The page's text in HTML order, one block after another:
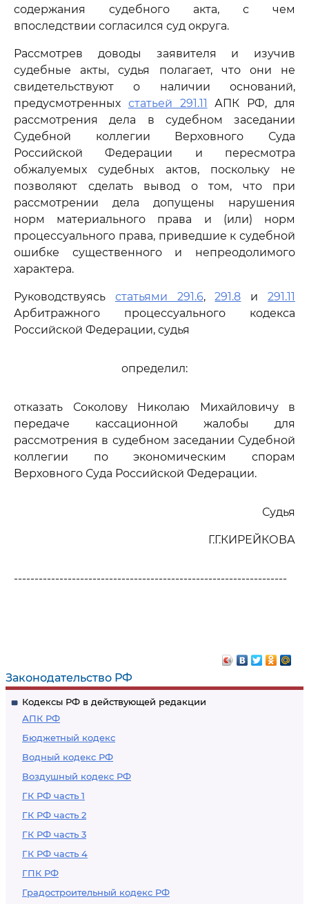
Законодательство РФ
Кодексы РФ в действующей редакции
АПК РФ
Бюджетный кодекс
Водный кодекс РФ
Воздушный кодекс РФ
ГК РФ часть 1
ГК РФ часть 2
ГК РФ часть 3
ГК РФ часть 4
ГПК РФ
Градостроительный кодекс РФ
содержания судебного акта, с чем
впоследствии согласился суд округа.
Рассмотрев доводы заявителя и изучив
судебные акты, судья полагает, что они не
свидетельствуют о наличии оснований,
предусмотренных статьей 291.11 АПК РФ, для
рассмотрения дела в судебном заседании
Судебной коллегии Верховного Суда
Российской Федерации и пересмотра
обжалуемых судебных актов, поскольку не
позволяют сделать вывод о том, что при
рассмотрении дела допущены нарушения
норм материального права и (или) норм
процессуального права, приведшие к судебной
ошибке существенного и непреодолимого
характера.
Руководствуясь статьями 291.6,291.8 и291.11
Арбитражного процессуального кодекса
Российской Федерации, судья
определил:
отказать Соколову Николаю Михайловичу в
передаче кассационной жалобы для
рассмотрения в судебном заседании Судебной
коллегии по экономическим спорам
Верховного Суда Российской Федерации.
Судья
Г.Г.КИРЕЙКОВА
------------------------------------------------------------------